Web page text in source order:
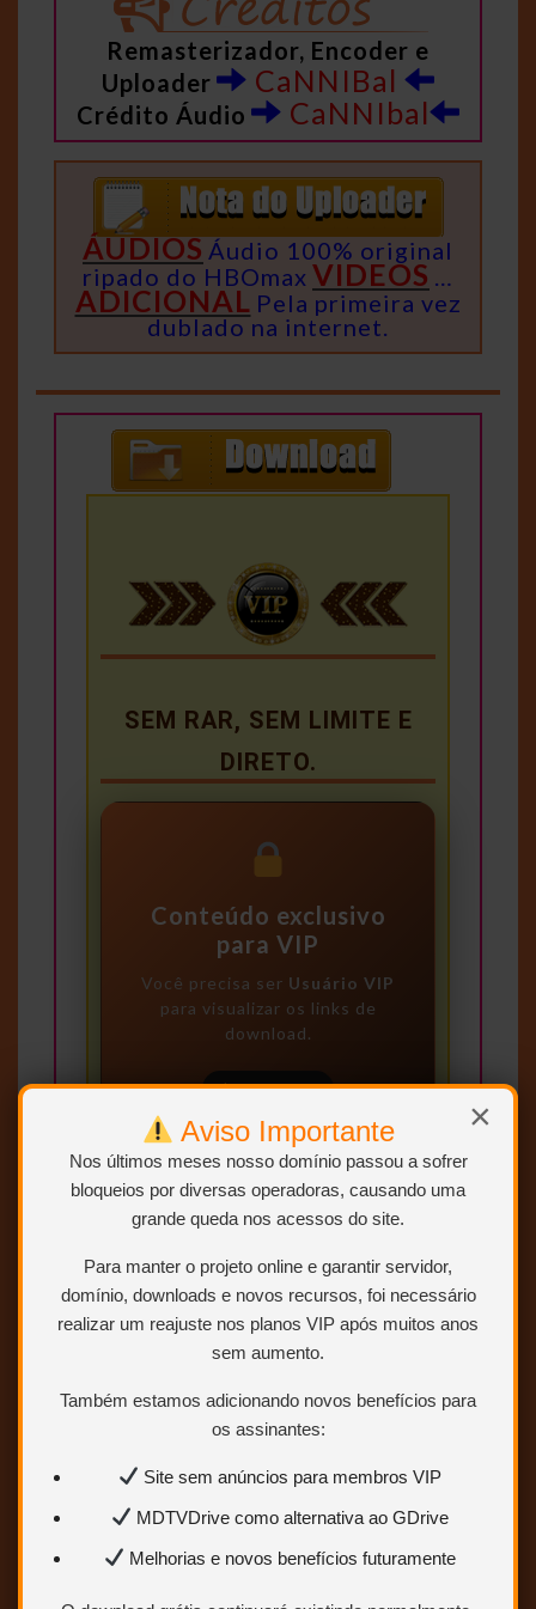
×
Aviso Importante
Nos últimos meses nosso domínio passou a sofrer
bloqueios por diversas operadoras, causando uma
grande queda nos acessos do site.
Para manter o projeto online e garantir servidor,
domínio, downloads e novos recursos, foi necessário
realizar um reajuste nos planos VIP após muitos anos
sem aumento.
Também estamos adicionando novos benefícios para
os assinantes:
Site sem anúncios para membros VIP
MDTVDrive como alternativa ao GDrive
Melhorias e novos benefícios futuramente
Remasterizador, Encoder e
Uploader
CaNNIBal
Crédito Áudio CaNNIbal
ÁUDIOS Áudio 100% original
ripado do HBOmax VIDEOS …
ADICIONAL Pela primeira vez
dublado na internet.
SEM RAR, SEM LIMITE E
DIRETO.
Conteúdo exclusivo
para VIP
Você precisa ser Usuário VIP
para visualizar os links de
download.
Sem limites
Mais velocidade
Links estáveis
Quero ser VIP
agora
Para saber como ser VIP ou
Colaborador.Clique AQUI.
BAIXAR
Clique no botão